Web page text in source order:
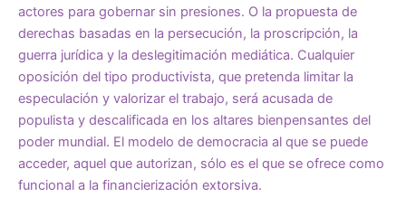
actores para gobernar sin presiones. O la propuesta de
derechas basadas en la persecución, la proscripción, la
guerra jurídica y la deslegitimación mediática. Cualquier
oposición del tipo productivista, que pretenda limitar la
especulación y valorizar el trabajo, será acusada de
populista y descalificada en los altares bienpensantes del
poder mundial. El modelo de democracia al que se puede
acceder, aquel que autorizan, sólo es el que se ofrece como
funcional a la financierización extorsiva.